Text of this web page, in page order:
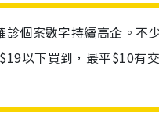
個案數字持續高企。不
以下買到，最平$10有